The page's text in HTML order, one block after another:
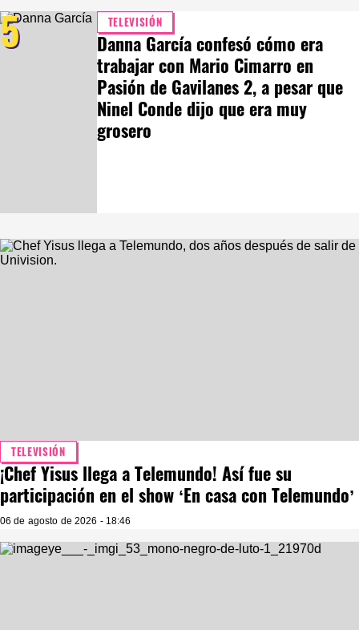
5 TELEVISIÓN
Danna García confesó cómo era
trabajar con Mario Cimarro en
Pasión de Gavilanes 2, a pesar que
Ninel Conde dijo que era muy
grosero
TELEVISIÓN
¡Chef Yisus llega a Telemundo! Así fue su
participación en el show ‘En casa con Telemundo’
06 de agosto de 2026 - 18:46